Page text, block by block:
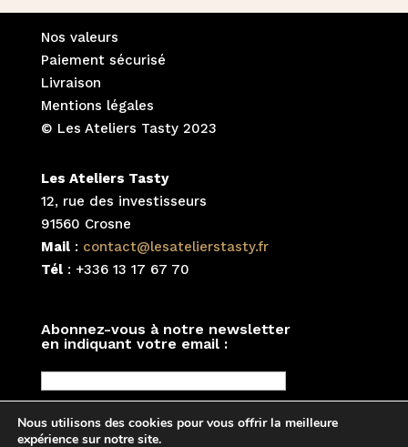
Nos valeurs
Paiement sécurisé
Livraison
Mentions légales
© Les Ateliers Tasty 2023
Les Ateliers Tasty
12, rue des investisseurs
91560 Crosne
Mail: contact@lesatelierstasty.fr
Tél: +336 13 17 67 70
Abonnez-vous à notre newsletter
en indiquant votre email :
Nous utilisons des cookies pour vous offrir la meilleure
expérience sur notre site.